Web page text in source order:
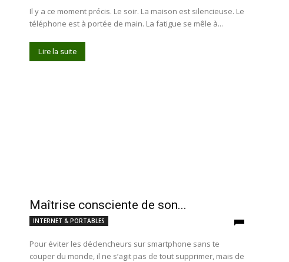
Il y a ce moment précis. Le soir. La maison est silencieuse. Le
téléphone est à portée de main. La fatigue se mêle à...
Lire la suite
Maîtrise consciente de son...
INTERNET & PORTABLES
Pour éviter les déclencheurs sur smartphone sans te
couper du monde, il ne s’agit pas de tout supprimer, mais de